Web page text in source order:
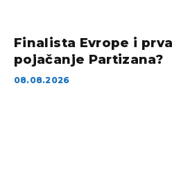
Finalista Evrope i
pojačanje Partizana?
08.08.2026